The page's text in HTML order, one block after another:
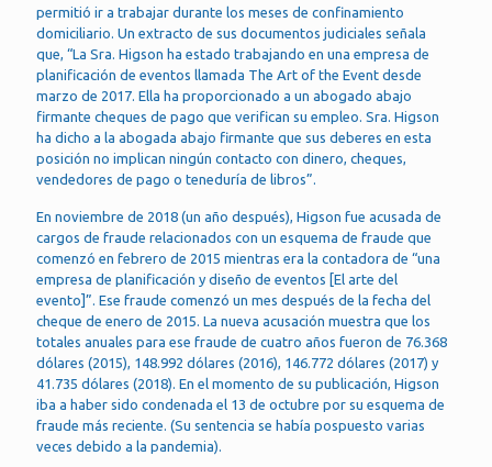
permitió ir a trabajar durante los meses de confinamiento
domiciliario. Un extracto de sus documentos judiciales señala
que, “La Sra. Higson ha estado trabajando en una empresa de
planificación de eventos llamada The Art of the Event desde
marzo de 2017. Ella ha proporcionado a un abogado abajo
firmante cheques de pago que verifican su empleo. Sra. Higson
ha dicho a la abogada abajo firmante que sus deberes en esta
posición no implican ningún contacto con dinero, cheques,
vendedores de pago o teneduría de libros”.
En noviembre de 2018 (un año después), Higson fue acusada de
cargos de fraude relacionados con un esquema de fraude que
comenzó en febrero de 2015 mientras era la contadora de “una
empresa de planificación y diseño de eventos [El arte del
evento]”. Ese fraude comenzó un mes después de la fecha del
cheque de enero de 2015. La nueva acusación muestra que los
totales anuales para ese fraude de cuatro años fueron de 76.368
dólares (2015), 148.992 dólares (2016), 146.772 dólares (2017) y
41.735 dólares (2018). En el momento de su publicación, Higson
iba a haber sido condenada el 13 de octubre por su esquema de
fraude más reciente. (Su sentencia se había pospuesto varias
veces debido a la pandemia).